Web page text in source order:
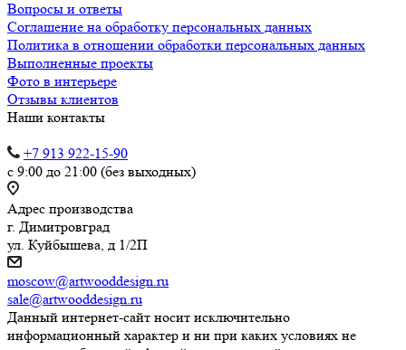
Вопросы и ответы
Соглашение на обработку персональных данных
Политика в отношении обработки персональных данных
Выполненные проекты
Фото в интерьере
Отзывы клиентов
Наши контакты
+7 913 922-15-90
с 9:00 до 21:00 (без выходных)
Адрес производства
г. Димитровград
ул. Куйбышева, д 1/2П
moscow@artwooddesign.ru
sale@artwooddesign.ru
Данный интернет-сайт носит исключительно
информационный характер и ни при каких условиях не